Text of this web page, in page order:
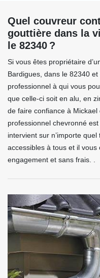
Quel couvreur
gouttière dans la
le 82340 ?
Si vous êtes propriétaire
Bardigues, dans le 82340
professionnel à qui vous
que celle-ci soit en alu, en
de faire confiance à
professionnel chevronné
intervient sur n’importe
accessibles à tous et il
engagement et sans frais. .